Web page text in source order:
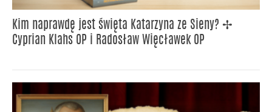
Kim naprawdę jest święta Katarzyna ze Sieny? ✢
Cyprian Klahs OP i Radosław Więcławek OP